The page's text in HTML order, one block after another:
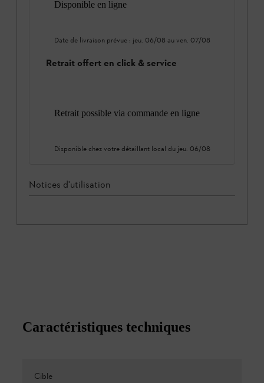
Disponible en ligne
Date de livraison prévue : jeu. 06/08 au ven. 07/08
Retrait offert en click & service
Retrait possible via commande en ligne
Disponible chez votre détaillant local du jeu. 06/08
Notices d'utilisation
Caractéristiques techniques
Cible